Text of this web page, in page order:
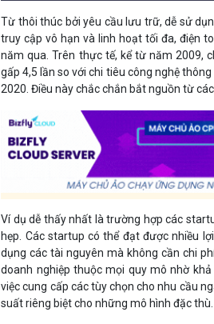
Từ thôi thúc bởi yêu cầu lưu trữ, dễ sử
truy cập vô hạn và linh hoạt tối đa, điện
năm qua. Trên thực tế, kể từ năm 2009,
gấp 4,5 lần so với chi tiêu công nghệ
2020. Điều này chắc chắn bắt nguồn từ
Ví dụ dễ thấy nhất là trường hợp các
hẹp. Các startup có thể đạt được nhiều
dụng các tài nguyên mà không cần chi
doanh nghiệp thuộc mọi quy mô nhờ
việc cung cấp các tùy chọn cho nhu cầu
suất riêng biệt cho những mô hình đặc thù.